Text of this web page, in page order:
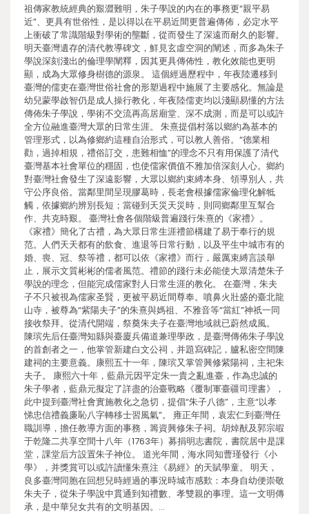
祖傳家教統經典的艱澀難明，朱子學說的內在的事務更“親平易
近”、更具有世俗性，是以得以在平易近間更普遍傳佈，必定水平
上衝破了常識階級對學術的壟斷，從而發生了深遠而耐久的影響。
明天臺灣遺存的清代教導碑文，鮮見玄虛空洞的闡述，而多為朱子
學說深刻淺出的倫理學闡釋，因其更具傳佈性，教化效能也更明
顯，成為大眾修身樹德的源泉。 這個經過歷程中，年夜陸遷移到
臺灣的儒吏在臺灣世俗社會的形塑過程中施展了主要感化。無論是
幼兒蒙學啟智仍是成人操行教化，年夜陸儒吏均以淺顯易懂的方法
傳佈朱子學說，學術不交流再高居廟堂、深不成測，而是可以或許
全方位融進臺灣大眾的日常生涯。 朱熹提倡村落以鄉約為基本的
管理形式，以為修鄉約這種自治形式，可以教人善俗。“德業相
勸，過掉相規，禮俗訂交，患難相恤”的理念不只有用保護了清代
臺灣基本社會單位的穩固，也使儒家價值不雅加倍深刻人心。鄉約
對臺灣社會發生了深遠影響，大眾以鄉約束縛本身、領導別人，共
守公序良俗。當鄰里間呈現膠葛時，長老會根據儒家倫理化解牴
觸，依據鄉約辨別長短；當碰到天災天災時，則同鄉鄰里互幫合
作、共克時艱。 臺灣社會各個階級普遍踐行朱熹的《家禮》。
《家禮》簡化了古禮，為大眾日常生涯禮節構建了易于奉行的規
范。人們天天都有的飲食、進退等日常行動，以及平生中城市有的
婚、喪、冠、祭等禮，都可以依《家禮》而行，嚴厲束縛言談舉
止，展示文質彬彬的儒者風范。禮節的踐行未必能使大眾清楚朱子
學說的理念，但能完成儒家對人日常生涯的教化。 在臺灣，朱夫
子不只被視為儒家圣賢，更被平易近間尊奉。噴鼻火壯盛的臺北龍
山寺，被尊為“紫陽夫子”的朱熹與媽祖、不雅音等“當紅”神祇一同
接收祭拜。從清代開端，祭奠朱夫子在臺灣地域就已蔚然成風。
陳瑸先后任臺灣知縣與臺廈兵備道兼理學政，是臺灣傳佈朱子學說
的首創者之一，他掌管新建白文公祠，并題寫碑記，臚私密空間陳
建祠的主要意義。康熙五十一年，陳瑸又掌管興修紫陽祠，主祀朱
夫子。 康熙六十年，藍鼎元因平定朱一貴之亂進臺，作為忠誠的
朱子學者，藍鼎元擬定了詳盡的治臺戰略《覆制軍臺疆司理書》，
此中提到臺灣社會實施教化之急切，提倡“朱子八德”，主意“以孝
悌忠信禮義廉恥八字轉移士習風氣”。 雍正年間，袁宏仁到臺灣任
職訓導，擔任教導方面的事務，籌資興修朱子祠。胡焯猷及郭宗嘏
于乾隆二共享空間十八年（1763年）募捐明志書院，書院居中是課
堂，課堂后方設置朱子神位。 道光年間，海水同知曹瑾發行《小
學》，并獎賞可以或許讀懂朱熹注《易經》的天賦學童。 明天，
良多臺灣同胞在回想兒時經過的事況時城市感歎：本身自幼便崇敬
朱夫子，從朱子學說中貫通到知禮數、孝雙親的事理。這一文明傳
承，是中華兒女共有的文明基因。…